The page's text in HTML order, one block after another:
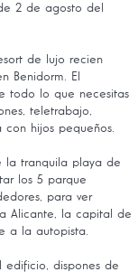
2 de agosto del
de lujo recien
Benidorm. El
todo lo que necesitas
teletrabajo,
hijos pequeños.
la tranquila playa de
los 5 parque
para ver
Alicante, la capital de
a la autopista.
edificio, dispones de